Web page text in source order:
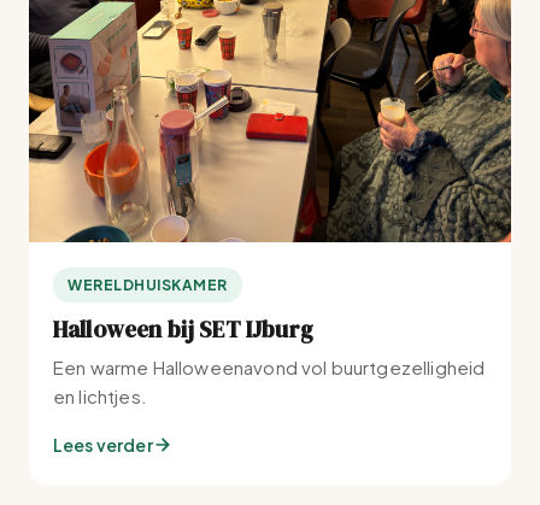
WERELDHUISKAMER
Halloween bij SET IJburg
Een warme Halloweenavond vol buurtgezelligheid
en lichtjes.
Lees verder